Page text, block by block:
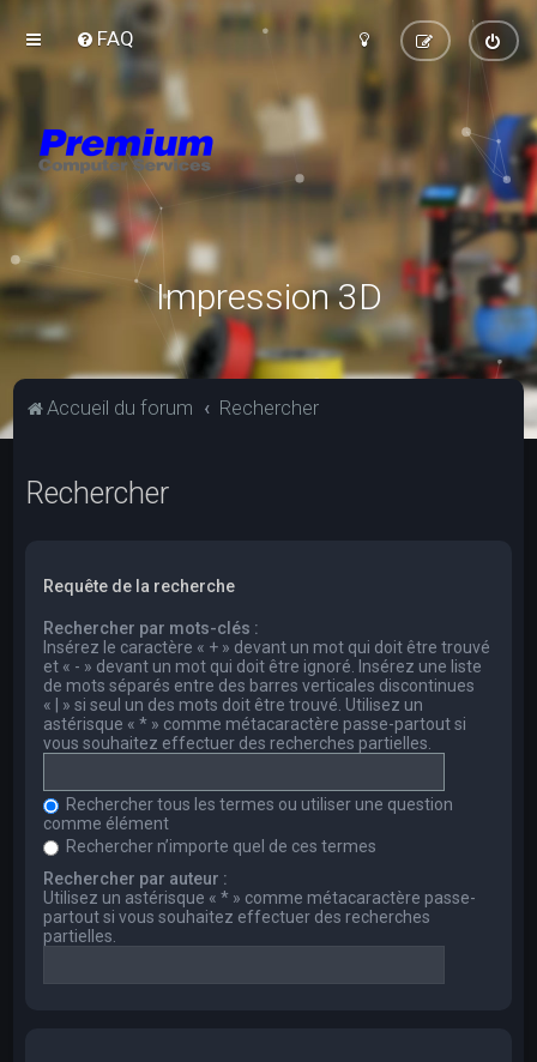
FAQ
Impression 3D
Accueil du forum Rechercher
Rechercher
Requête de la recherche
Rechercher par mots-clés :
Insérez le caractère « + » devant un mot qui doit être trouvé
et « - » devant un mot qui doit être ignoré. Insérez une liste
de mots séparés entre des barres verticales discontinues
« | » si seul un des mots doit être trouvé. Utilisez un
astérisque « * » comme métacaractère passe-partout si
vous souhaitez effectuer des recherches partielles.
Rechercher tous les termes ou utiliser une question
comme élément
Rechercher n’importe quel de ces termes
Rechercher par auteur :
Utilisez un astérisque « * » comme métacaractère passe-
partout si vous souhaitez effectuer des recherches
partielles.